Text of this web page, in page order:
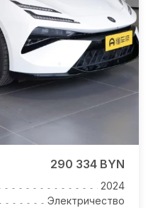
290 334 BYN
2024
Электричество